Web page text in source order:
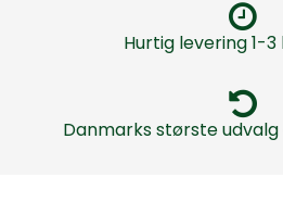
Hurtig levering 1-
Danmarks største udvalg